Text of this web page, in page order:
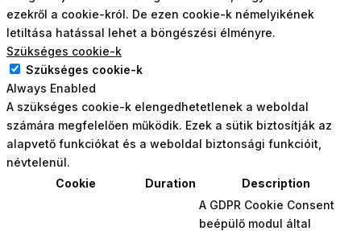
ezekről a cookie-król. De ezen cookie-k némelyikének
letiltása hatással lehet a böngészési élményre.
Szükséges cookie-k
Szükséges cookie-k
Always Enabled
A szükséges cookie-k elengedhetetlenek a weboldal
számára megfelelően működik. Ezek a sütik biztosítják az
alapvető funkciókat és a weboldal biztonsági funkcióit,
névtelenül.
Cookie
Duration Description
A GDPR Cookie Consent
beépülő modul által